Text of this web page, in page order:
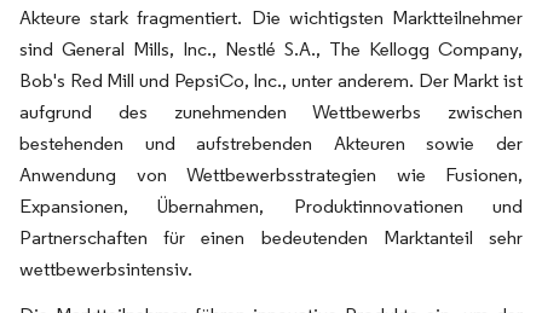
Akteure stark fragmentiert. Die wichtigsten Marktteilnehmer
sind General Mills, Inc., Nestlé S.A., The Kellogg Company,
Bob's Red Mill und PepsiCo, Inc., unter anderem. Der Markt ist
aufgrund des zunehmenden Wettbewerbs zwischen
bestehenden und aufstrebenden Akteuren sowie der
Anwendung von Wettbewerbsstrategien wie Fusionen,
Expansionen, Übernahmen, Produktinnovationen und
Partnerschaften für einen bedeutenden Marktanteil sehr
wettbewerbsintensiv.